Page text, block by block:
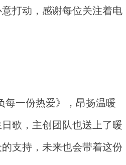
打动，感谢每位关注着电
每一份热爱》，昂扬温暖
歌，主创团队也送上了暖
支持，未来也会带着这份